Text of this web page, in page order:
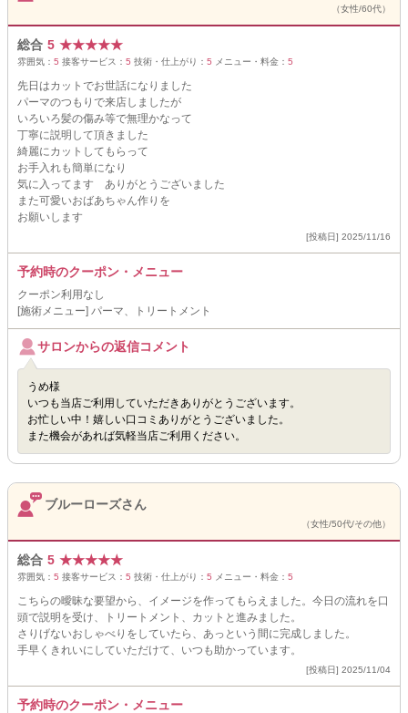
（女性/60代）
総合 5 ★★★★★
雰囲気： 5 接客サービス： 5 技術・仕上がり： 5 メニュー・料金： 5
先日はカットでお世話になりました
パーマのつもりで来店しましたが
いろいろ髪の傷み等で無理かなって
丁寧に説明して頂きました
綺麗にカットしてもらって
お手入れも簡単になり
気に入ってます ありがとうございました
また可愛いおばあちゃん作りを
お願いします
[投稿日] 2025/11/16
予約時のクーポン・メニュー
クーポン利用なし
[施術メニュー] パーマ、トリートメント
サロンからの返信コメント
うめ様
いつも当店ご利用していただきありがとうございます。
お忙しい中！嬉しい口コミありがとうございました。
また機会があれば気軽当店ご利用ください。
ブルーローズさん
（女性/50代/その他）
総合 5 ★★★★★
雰囲気： 5 接客サービス： 5 技術・仕上がり： 5 メニュー・料金： 5
こちらの曖昧な要望から、イメージを作ってもらえました。今日の流れを口
頭で説明を受け、トリートメント、カットと進みました。
さりげないおしゃべりをしていたら、あっという間に完成しました。
手早くきれいにしていただけて、いつも助かっています。
[投稿日] 2025/11/04
予約時のクーポン・メニュー